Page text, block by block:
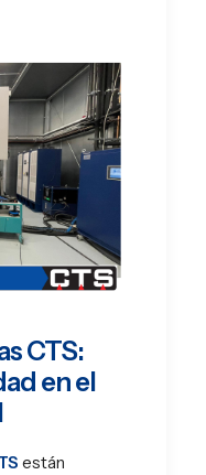
CTS:
en el
están